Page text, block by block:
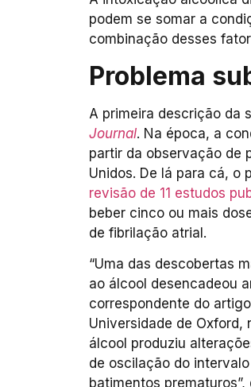
podem se somar a
combinação desses
Problema
A primeira descrição da
Journal. Na época, a
partir da observação de
Unidos. De lá para cá, o
revisão de 11 estudos
beber cinco ou mais
de fibrilação atrial.
“Uma das descobertas
ao álcool desencadeou
correspondente do
Universidade de Oxford,
álcool produziu
de oscilação do
batimentos